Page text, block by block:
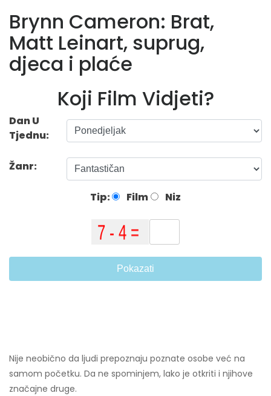
Brynn Cameron: Brat,
Matt Leinart, suprug,
djeca i plaće
Koji Film Vidjeti?
Dan U
Tjednu:
Žanr:
Tip: Film Niz
Pokazati
Nije neobično da ljudi prepoznaju poznate osobe već na
samom početku. Da ne spominjem, lako je otkriti i njihove
značajne druge.